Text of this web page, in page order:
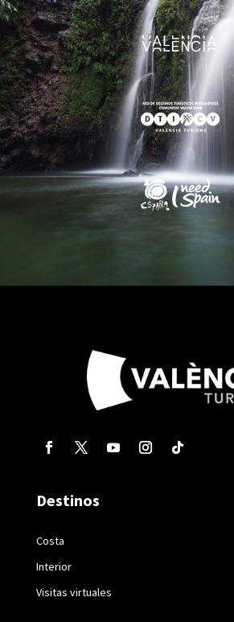
Destinos
Costa
Interior
Visitas virtuales